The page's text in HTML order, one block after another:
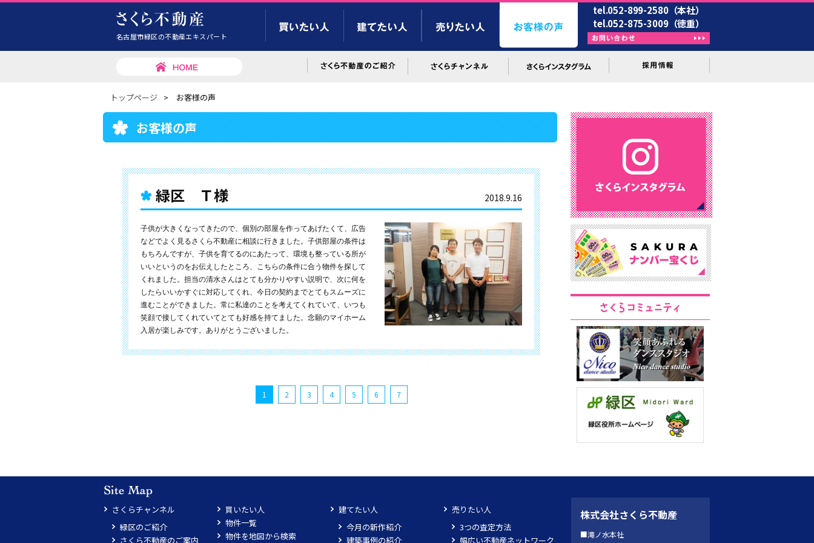
名古屋市緑区の不動産エキスパート
tel.052-899-2580（本社）
tel.052-875-3009（徳重）
トップページ > お客様の声
お客様の声
2018.9.16
緑区 Ｔ様
子供が大きくなってきたので、個別の部屋を作ってあげたくて、広告
などでよく見るさくら不動産に相談に行きました。子供部屋の条件は
もちろんですが、子供を育てるのにあたって、環境も整っている所が
いいというのをお伝えしたところ、こちらの条件に合う物件を探して
くれました。担当の清水さんはとても分かりやすい説明で、次に何を
したらいいかすぐに対応してくれ、今日の契約までとてもスムーズに
進むことができました。常に私達のことを考えてくれていて、いつも
笑顔で接してくれていてとても好感を持てました。念願のマイホーム
入居が楽しみです。ありがとうございました。
1 2 3 4 5 6 7
さくらチャンネル
緑区のご紹介
さくら不動産のご案内
買いたい人
物件一覧
物件を地図から検索
建てたい人
今月の新作紹介
建築事例の紹介
売りたい人
3つの査定方法
幅広い不動産ネットワーク
株式会社さくら不動産
■滝ノ水本社